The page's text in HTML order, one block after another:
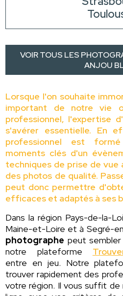
VOIR TOUS LES
ANJOU
Lorsque l'on souhaite
important de notre vie
professionnel, l'expertise
s'avérer essentielle. En
professionnel est
moments clés d'un
techniques de prise de
des photos de qualité.
peut donc permettre
efficaces et adaptés à ses
Dans la région Pays-de-la-
Maine-et-Loire et à Segré-
photographe peut
notre plateforme
entre en jeu. Notre
trouver rapidement des
votre région. Il vous suffit de